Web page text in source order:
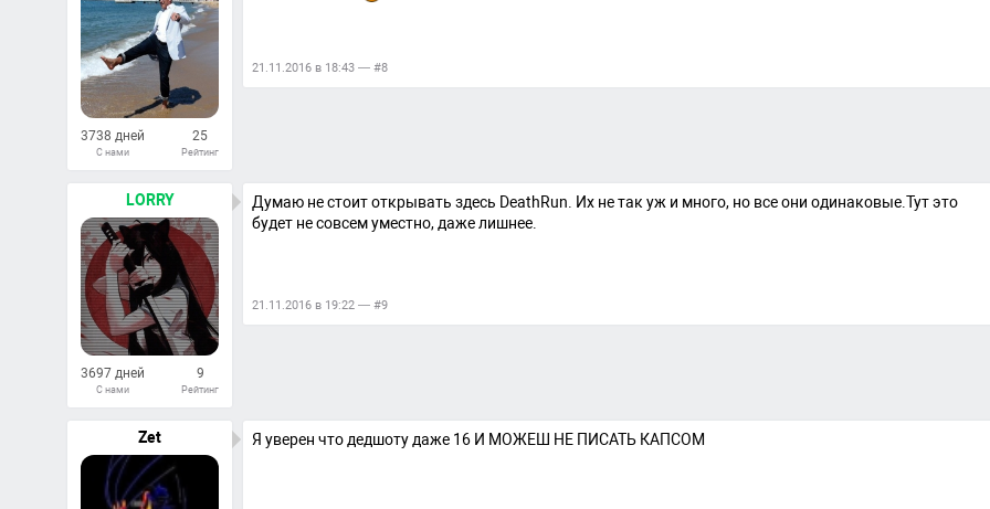
3738 дней
С нами
25
Рейтинг
201
21.11.2016 в 18:43 — #8
LORRY
3697 дней
С нами
9
Рейтинг
152
Думаю не стоит открывать здесь DeathRun. Их не так уж и много, но все они одинаковые.Тут это
будет не совсем уместно, даже лишнее.
21.11.2016 в 19:22 — #9
Zet Я уверен что дедшоту даже 16 И МОЖЕШ НЕ ПИСАТЬ КАПСОМ